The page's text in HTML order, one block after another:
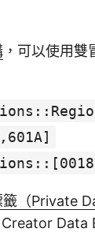
，可以使用雙
（Private
Data